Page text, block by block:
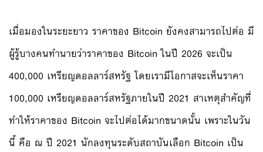
เมื่อมองในระยะยาว ราคาของ Bitcoin ยังคงสามารถไปต่อ มี
ผู้รู้บางคนทำนายว่าราคาของ Bitcoin ในปี 2026 จะเป็น
400,000 เหรียญดอลลาร์สหรัฐ โดยเรามีโอกาสจะเห็นราคา
100,000 เหรียญดอลลาร์สหรัฐภายในปี 2021 สาเหตุสำคัญที่
ทำให้ราคาของ Bitcoin จะไปต่อได้มากขนาดนั้น เพราะในวัน
นี้ คือ ณ ปี 2021 นักลงทุนระดับสถาบันเลือก Bitcoin เป็น